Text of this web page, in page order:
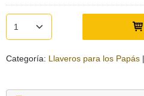
Categoría: Llaveros para los Papás |